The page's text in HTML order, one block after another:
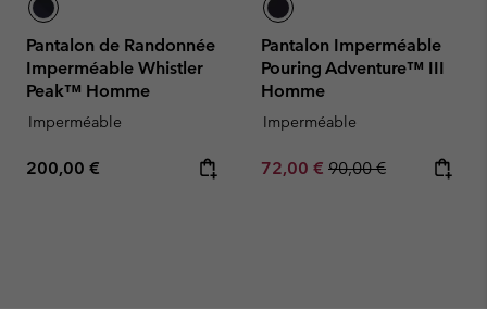
Pantalon de Randonnée
Imperméable Whistler
Peak™ Homme
Imperméable
Regular price:
200,00 €
Pantalon Imperméable
Pouring Adventure™ III
Homme
Imperméable
Sale price:
72,00 € Regular price:
90,00 €